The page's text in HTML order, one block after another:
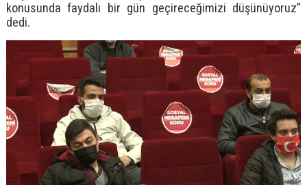
konusunda faydalı bir gün geçireceğimizi düşünüyoruz”
dedi.